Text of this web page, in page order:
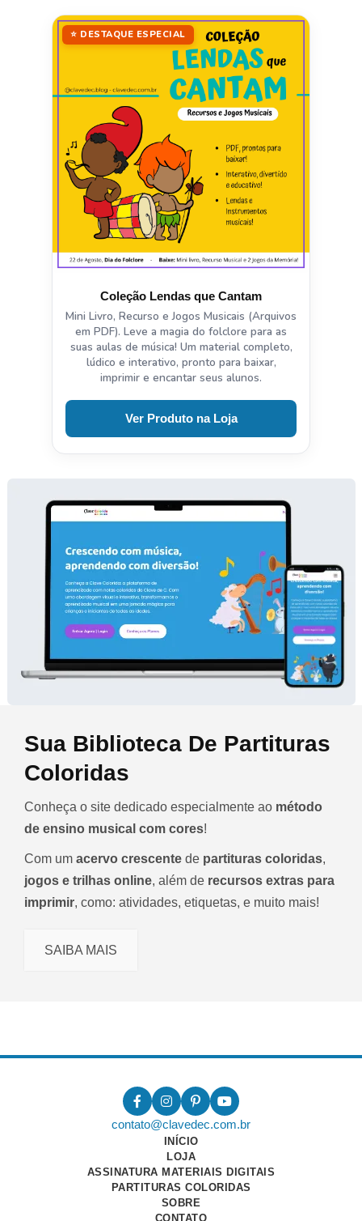
⭐ DESTAQUE ESPECIAL
Coleção Lendas que Cantam
Mini Livro, Recurso e Jogos Musicais (Arquivos
em PDF). Leve a magia do folclore para as
suas aulas de música! Um material completo,
lúdico e interativo, pronto para baixar,
imprimir e encantar seus alunos.
Ver Produto na Loja
Sua Biblioteca De Partituras
Coloridas
Conheça o site dedicado especialmente ao método
de ensino musical com cores!
Com um acervo crescente de partituras coloridas,
jogos e trilhas online, além de recursos extras para
imprimir, como: atividades, etiquetas, e muito mais!
SAIBA MAIS
contato@clavedec.com.br
INÍCIO
LOJA
ASSINATURA MATERIAIS DIGITAIS
PARTITURAS COLORIDAS
SOBRE
CONTATO